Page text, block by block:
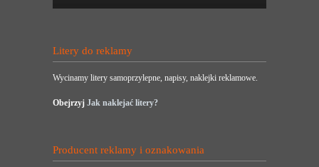
Litery do reklamy
Wycinamy litery samoprzylepne, napisy, naklejki reklamowe.
Obejrzyj Jak naklejać litery?
Producent reklamy i oznakowania